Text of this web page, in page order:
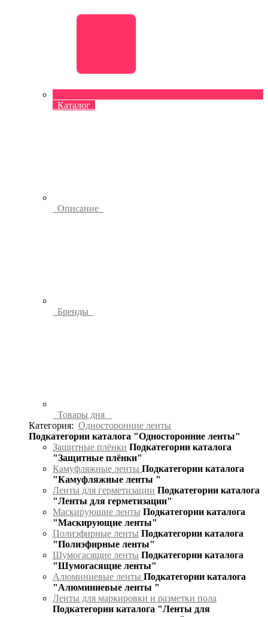
Каталог
Описание
Бренды
Товары дня
Категория: Односторонние ленты
Подкатегории каталога "Односторонние ленты"
Защитные плёнки Подкатегории каталога
"Защитные плёнки"
Камуфляжные ленты Подкатегории каталога
"Камуфляжные ленты "
Ленты для герметизации Подкатегории каталога
"Ленты для герметизации"
Маскирующие ленты Подкатегории каталога
"Маскирующие ленты"
Полиэфирные ленты Подкатегории каталога
"Полиэфирные ленты"
Шумогасящие ленты Подкатегории каталога
"Шумогасящие ленты"
Алюминиевые ленты Подкатегории каталога
"Алюминиевые ленты "
Ленты для маркировки и разметки пола
Подкатегории каталога "Ленты для